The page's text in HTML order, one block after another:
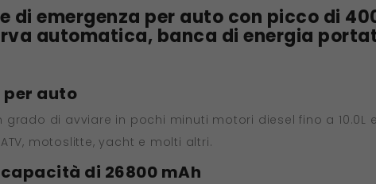
di emergenza per auto con picco di
automatica, banca di energia
auto
grado di avviare in pochi minuti motori diesel fino a
motoslitte, yacht e molti altri.
di 26800 mAh